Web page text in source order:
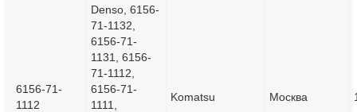
6156-71-
1112
Denso, 6156-
71-1132,
6156-71-
1131, 6156-
71-1112,
6156-71-
1111,
Komatsu Москва